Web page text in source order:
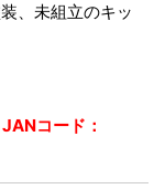
、未組立のキッ
コード：